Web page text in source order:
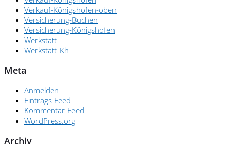
Verkauf-Königshofen-oben
Versicherung-Buchen
Versicherung-Königshofen
Werkstatt
Werkstatt_Kh
Meta
Anmelden
Eintrags-Feed
Kommentar-Feed
WordPress.org
Archiv